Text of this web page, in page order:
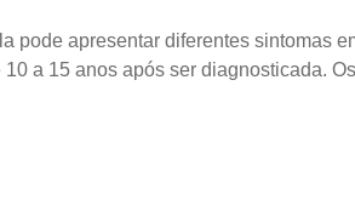
pode apresentar diferentes sintomas
a 15 anos após ser diagnosticada.